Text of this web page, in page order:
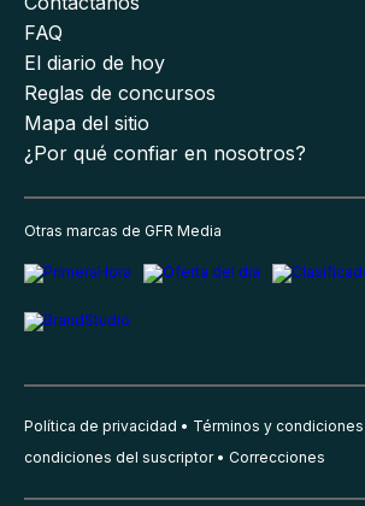
FAQ
El diario de hoy
Reglas de concursos
Mapa del sitio
¿Por qué confiar en nosotros?
Otras marcas de GFR Media
Política de privacidad Términos y condiciones
condiciones del suscriptor
Correcciones